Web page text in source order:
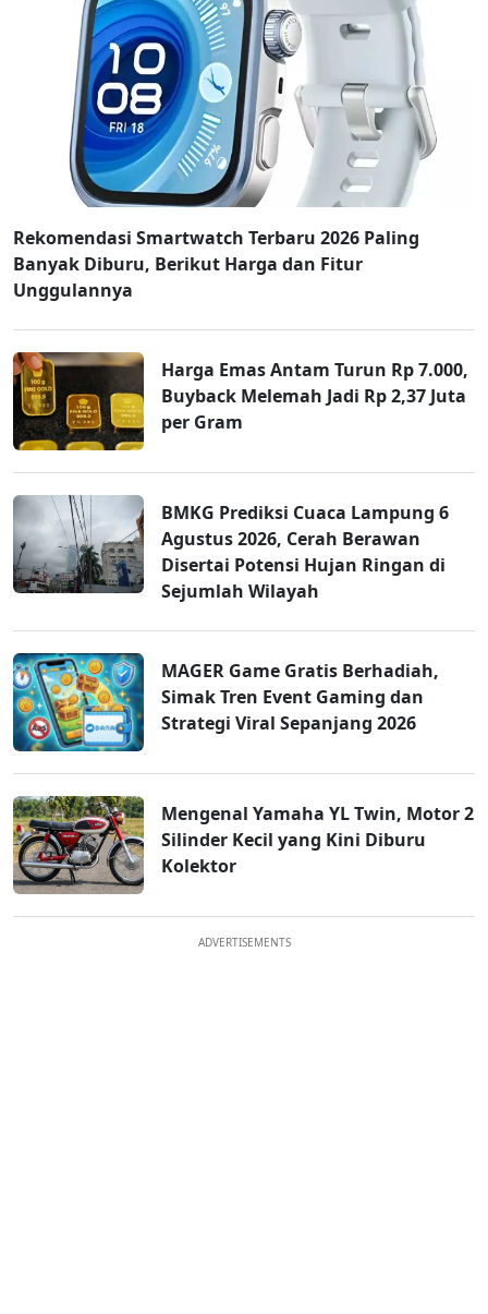
Rekomendasi Smartwatch Terbaru 2026 Paling
Banyak Diburu, Berikut Harga dan Fitur
Unggulannya
Harga Emas Antam Turun Rp 7.000,
Buyback Melemah Jadi Rp 2,37 Juta
per Gram
BMKG Prediksi Cuaca Lampung 6
Agustus 2026, Cerah Berawan
Disertai Potensi Hujan Ringan di
Sejumlah Wilayah
MAGER Game Gratis Berhadiah,
Simak Tren Event Gaming dan
Strategi Viral Sepanjang 2026
Mengenal Yamaha YL Twin, Motor 2
Silinder Kecil yang Kini Diburu
Kolektor
ADVERTISEMENTS